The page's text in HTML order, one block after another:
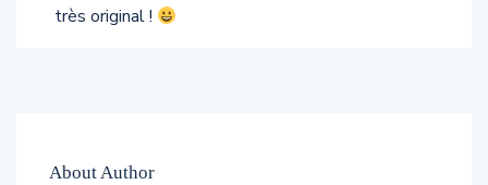
très original !
About Author